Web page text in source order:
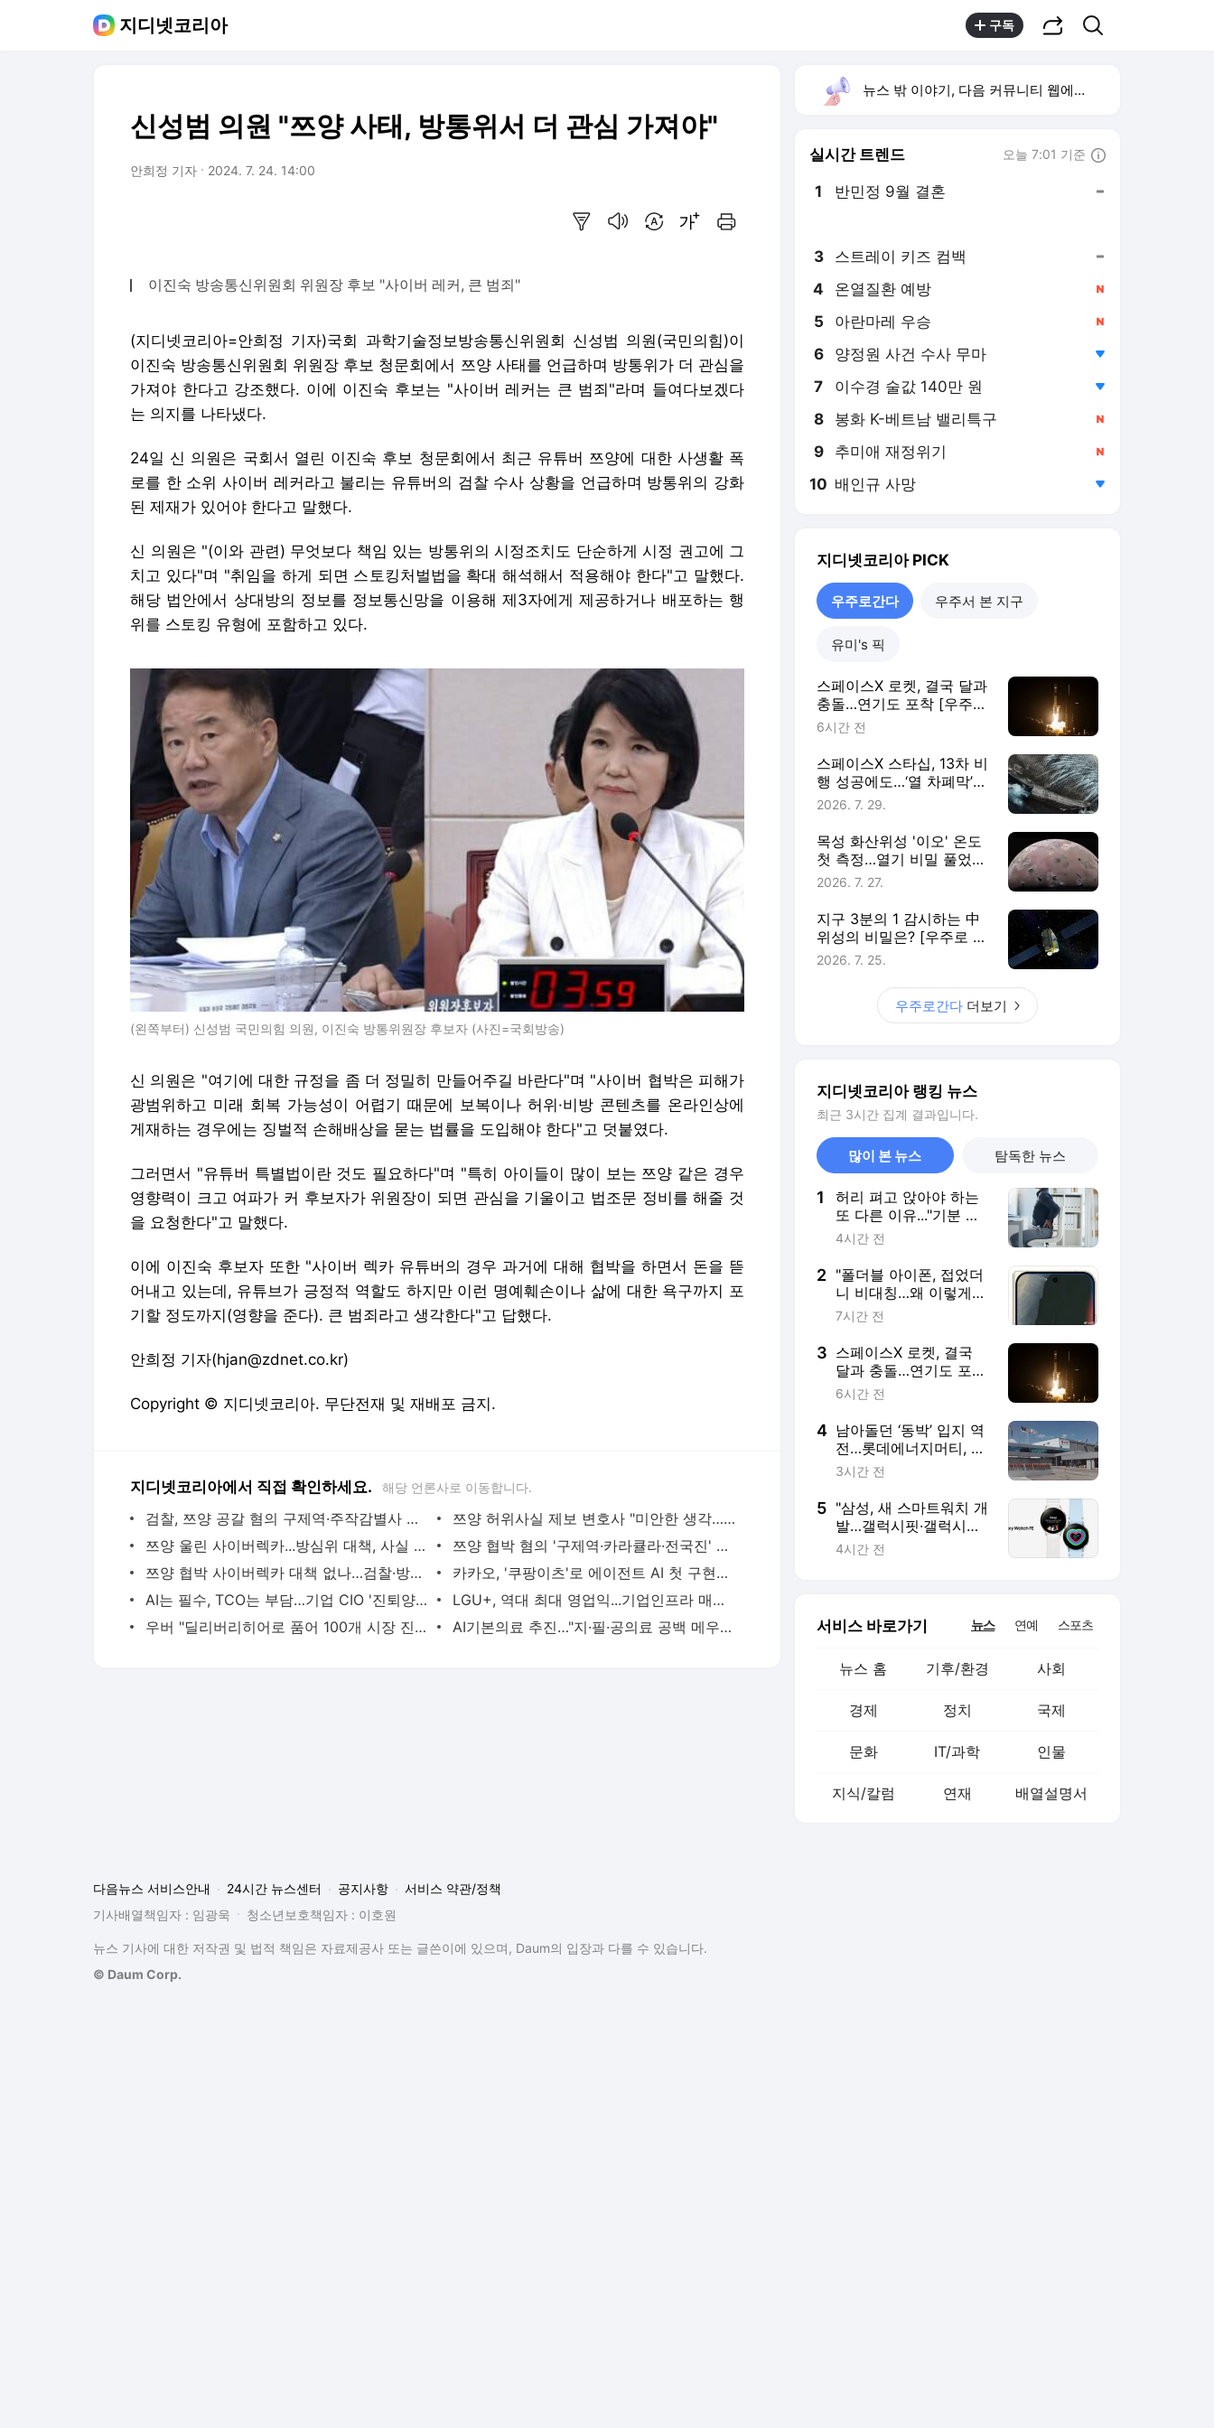
지디넷코리아 구독
신성범 의원 "쯔양 사태, 방통위서 더 관심 가져야"
안희정 기자 2024. 7. 24. 14:00
이진숙 방송통신위원회 위원장 후보 "사이버 레커, 큰 범죄"
(지디넷코리아=안희정 기자)국회 과학기술정보방송통신위원회 신성범 의원(국민의힘)이
이진숙 방송통신위원회 위원장 후보 청문회에서 쯔양 사태를 언급하며 방통위가 더 관심을
가져야 한다고 강조했다. 이에 이진숙 후보는 "사이버 레커는 큰 범죄"라며 들여다보겠다
는 의지를 나타냈다.
24일 신 의원은 국회서 열린 이진숙 후보 청문회에서 최근 유튜버 쯔양에 대한 사생활 폭
로를 한 소위 사이버 레커라고 불리는 유튜버의 검찰 수사 상황을 언급하며 방통위의 강화
된 제재가 있어야 한다고 말했다.
신 의원은 "(이와 관련) 무엇보다 책임 있는 방통위의 시정조치도 단순하게 시정 권고에 그
치고 있다"며 "취임을 하게 되면 스토킹처벌법을 확대 해석해서 적용해야 한다"고 말했다.
해당 법안에서 상대방의 정보를 정보통신망을 이용해 제3자에게 제공하거나 배포하는 행
위를 스토킹 유형에 포함하고 있다.
(왼쪽부터) 신성범 국민의힘 의원, 이진숙 방통위원장 후보자 (사진=국회방송)
신 의원은 "여기에 대한 규정을 좀 더 정밀히 만들어주길 바란다"며 "사이버 협박은 피해가
광범위하고 미래 회복 가능성이 어렵기 때문에 보복이나 허위·비방 콘텐츠를 온라인상에
게재하는 경우에는 징벌적 손해배상을 묻는 법률을 도입해야 한다"고 덧붙였다.
그러면서 "유튜버 특별법이란 것도 필요하다"며 "특히 아이들이 많이 보는 쯔양 같은 경우
영향력이 크고 여파가 커 후보자가 위원장이 되면 관심을 기울이고 법조문 정비를 해줄 것
을 요청한다"고 말했다.
이에 이진숙 후보자 또한 "사이버 렉카 유튜버의 경우 과거에 대해 협박을 하면서 돈을 뜯
어내고 있는데, 유튜브가 긍정적 역할도 하지만 이런 명예훼손이나 삶에 대한 욕구까지 포
기할 정도까지(영향을 준다). 큰 범죄라고 생각한다"고 답했다.
안희정 기자(hjan@zdnet.co.kr)
Copyright © 지디넷코리아. 무단전재 및 재배포 금지.
지디넷코리아에서 직접 확인하세요. 해당 언론사로 이동합니다.
검찰, 쯔양 공갈 혐의 구제역·주작감별사 사전구속영장
쯔양 허위사실 제보 변호사 "미안한 생각…법 위반 사실 없어"
쯔양 울린 사이버렉카...방심위 대책, 사실 없다
쯔양 협박 혐의 '구제역·카라큘라·전국진' 유튜브 수익 끊겼다
쯔양 협박 사이버렉카 대책 없나…검찰·방심위도 나선다
카카오, '쿠팡이츠'로 에이전트 AI 첫 구현…검색광고까지 확장
AI는 필수, TCO는 부담…기업 CIO '진퇴양난'
LGU+, 역대 최대 영업익...기업인프라 매출 급성장
우버 "딜리버리히어로 품어 100개 시장 진출...자율주행 14조원 투자"
AI기본의료 추진…"지·필·공의료 공백 메우고 국민 생명 지킨다"
뉴스 밖 이야기, 다음 커뮤니티 웹에서 보기
실시간 트렌드 오늘 7:01 기준
1 반민정 9월 결혼
3 스트레이 키즈 컴백
4 온열질환 예방
5 아란마레 우승
6 양정원 사건 수사 무마
7 이수경 술값 140만 원
8 봉화 K-베트남 밸리특구
9 추미애 재정위기
10 배인규 사망
지디넷코리아PICK
우주로간다 우주서 본 지구
유미's 픽
스페이스X 로켓, 결국 달과
충돌…연기도 포착 [우주로
간다]
6시간 전
스페이스X 스타십, 13차 비
행 성공에도…‘열 차폐막’
난제는 여전 [우주로 간다]
2026. 7. 29.
목성 화산위성 '이오' 온도
첫 측정…열기 비밀 풀었다
[우주로 간다]
2026. 7. 27.
지구 3분의 1 감시하는 中
위성의 비밀은? [우주로 간
다]
2026. 7. 25.
우주로간다 더보기
지디넷코리아 랭킹 뉴스
최근 3시간 집계 결과입니다.
많이 본 뉴스 탐독한 뉴스
1
허리 펴고 앉아야 하는
또 다른 이유..."기분 좋
아져"
4시간 전
2 "폴더블 아이폰, 접었더
니 비대칭…왜 이렇게
만들었나"
7시간 전
3 스페이스X 로켓, 결국
달과 충돌…연기도 포착
[우주로 간다]
6시간 전
4 남아돌던 ‘동박’ 입지 역
전…롯데에너지머티, 조
기 가동에 증설도 추진
3시간 전
5 "삼성, 새 스마트워치 개
발…갤럭시핏·갤럭시워
치FE 틈새 겨냥"
4시간 전
서비스 바로가기 뉴스 연예 스포츠
뉴스 홈 기후/환경 사회
경제 정치 국제
문화 IT/과학 인물
지식/칼럼 연재 배열설명서
다음뉴스 서비스안내 24시간 뉴스센터 공지사항
서비스 약관/정책
기사배열책임자 : 임광욱
청소년보호책임자 : 이호원
뉴스 기사에 대한 저작권 및 법적 책임은 자료제공사 또는 글쓴이에 있으며, Daum의 입장과 다를 수 있습니다.
© Daum Corp.